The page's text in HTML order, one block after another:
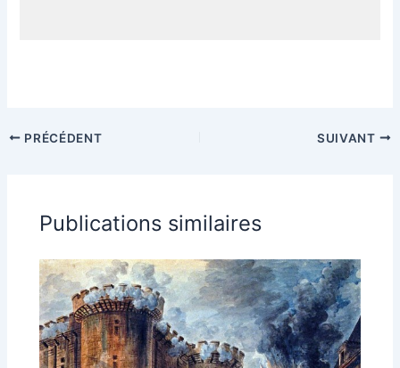
PRÉCÉDENT SUIVANT
Publications similaires